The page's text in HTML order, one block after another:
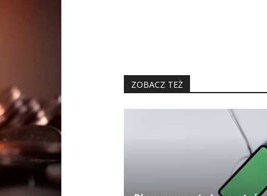
ZOBACZ TEŻ